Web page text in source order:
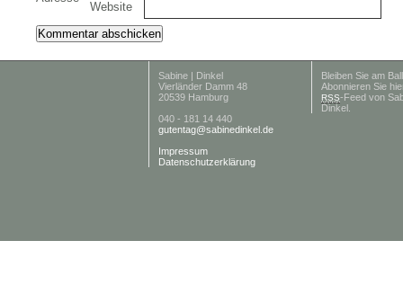
Website
Sabine | Dinkel
Vierländer Damm 48
20539 Hamburg
040 - 181 14 440
gutentag@sabinedinkel.de
Impressum
Datenschutzerklärung
Bleiben Sie am
Abonnieren Sie
RSS-Feed von
Dinkel.